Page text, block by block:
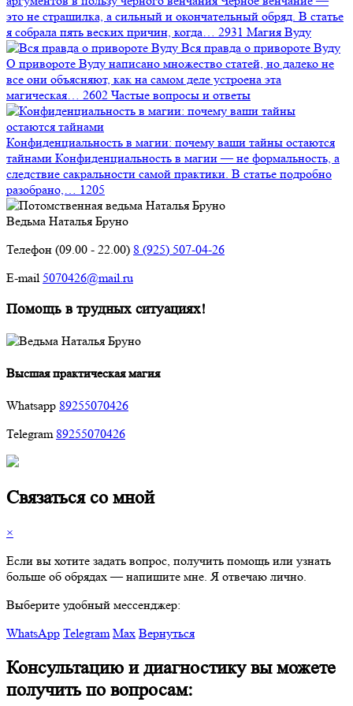
это не страшилка, а сильный и окончательный обряд. В статье
я собрала пять веских причин, когда… 2931 Магия Вуду
Вся правда о привороте Вуду
О привороте Вуду написано множество статей, но далеко не
все они объясняют, как на самом деле устроена эта
магическая… 2602 Частые вопросы и ответы
Конфиденциальность в магии: почему ваши тайны остаются
тайнами Конфиденциальность в магии — не формальность, а
следствие сакральности самой практики. В статье подробно
разобрано,… 1205
Ведьма Наталья Бруно
Телефон (09.00 - 22.00) 8 (925) 507-04-26
E-mail 5070426@mail.ru
Помощь в трудных ситуациях!
Высшая практическая магия
Whatsapp 89255070426
Telegram 89255070426
Связаться со мной
×
Если вы хотите задать вопрос, получить помощь или узнать
больше об обрядах — напишите мне. Я отвечаю лично.
Выберите удобный мессенджер:
WhatsApp Telegram Max Вернуться
Консультацию и диагностику вы можете
получить по вопросам: